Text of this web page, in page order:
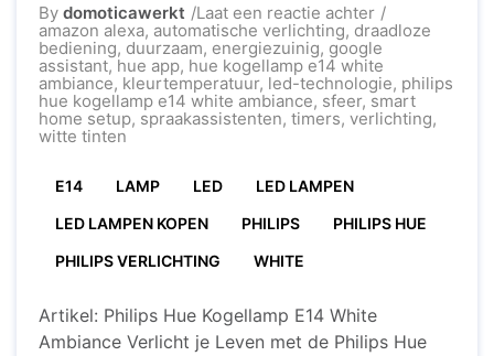
By domoticawerkt Laat een reactie achterop
Creëer
Sfeer
met
de
Philips
Hue
Kogellamp
amazon alexa, automatische verlichting, draadloze
bediening, duurzaam, energiezuinig, google
assistant, hue app, hue kogellamp e14 white
ambiance, kleurtemperatuur, led-technologie, philips
hue kogellamp e14 white ambiance, sfeer, smart
home setup, spraakassistenten, timers, verlichting,
witte tinten
E14 LAMP LED
LED LAMPEN
LED LAMPEN KOPEN
PHILIPS
PHILIPS HUE
PHILIPS VERLICHTING
WHITE
Artikel: Philips Hue Kogellamp E14 White
Ambiance Verlicht je Leven met de Philips Hue